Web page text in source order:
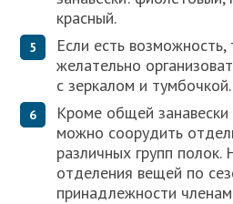
красный.
Если есть
желательно
с зеркалом и тумбочкой.
Кроме общей
можно соорудить
различных групп полок.
отделения вещей по
принадлежности